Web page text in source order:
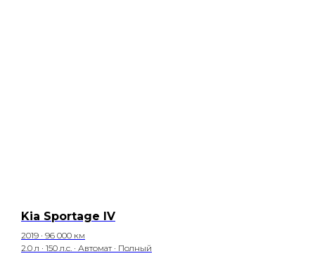
Kia Sportage IV
2019 · 96 000 км
2.0 л · 150 л.с. · Автомат · Полный